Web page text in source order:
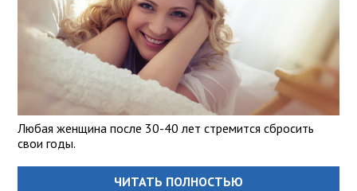
Любая женщина после 30-40 лет стремится сбросить
свои годы.
ЧИТАТЬ ПОЛНОСТЬЮ